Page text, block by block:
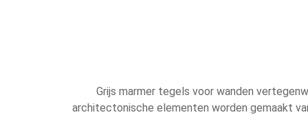
Grijs marmer tegels voor wanden
architectonische elementen worden gemaakt